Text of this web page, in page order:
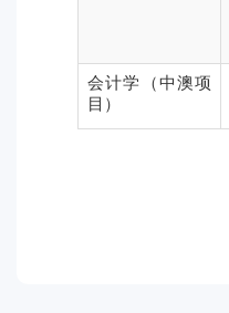
会计学（中澳项
目）